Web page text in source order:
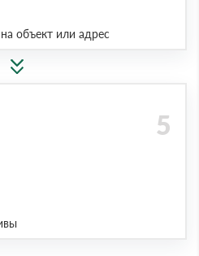
объект или адрес